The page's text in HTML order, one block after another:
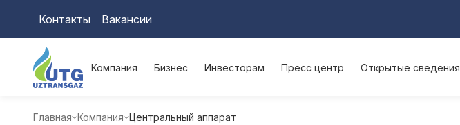
Контакты Вакансии
Компания Бизнес Инвесторам Пресс центр Открытые сведения
Главная Компания Центральный аппарат